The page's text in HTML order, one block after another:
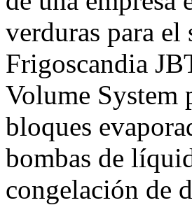
verduras para
Frigoscandia
Volume System
bloques
bombas de
congelación de